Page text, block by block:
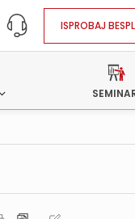
ISPROBAJ